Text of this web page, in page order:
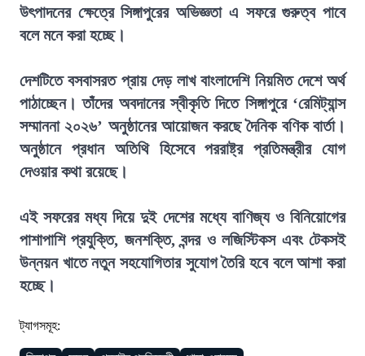
উৎপাদনের ক্ষেত্রে সিঙ্গাপুরের অভিজ্ঞতা এ সফরে গুরুত্ব পাবে
বলে মনে করা হচ্ছে।
দেশটিতে বসবাসরত প্রায় দেড় লাখ বাংলাদেশি নিয়মিত দেশে অর্থ
পাঠাচ্ছেন। তাঁদের অবদানের স্বীকৃতি দিতে সিঙ্গাপুরে ‘রেমিট্যান্স
সম্মাননা ২০২৬’ অনুষ্ঠানের আয়োজন করছে দৈনিক বণিক বার্তা।
অনুষ্ঠানে প্রধান অতিথি হিসেবে পররাষ্ট্র প্রতিমন্ত্রীর যোগ
দেওয়ার কথা রয়েছে।
এই সফরের মধ্য দিয়ে দুই দেশের মধ্যে বাণিজ্য ও বিনিয়োগের
পাশাপাশি প্রযুক্তি, জনশক্তি, বন্দর ও লজিস্টিকস এবং টেকসই
উন্নয়ন খাতে নতুন সহযোগিতার সুযোগ তৈরি হবে বলে আশা করা
হচ্ছে।
ট্যাগসমূহ: